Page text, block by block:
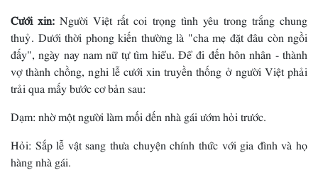
Cưới xin: Người Việt rất coi trọng tình yêu trong trắng chung
thuỷ. Dưới thời phong kiến thường là "cha mẹ đặt đâu còn ngồi
đấy", ngày nay nam nữ tự tìm hiểu. Ðể đi đến hôn nhân - thành
vợ thành chồng, nghi lễ cưới xin truyền thống ở người Việt phải
trải qua mấy bước cơ bản sau:
Dạm: nhờ một người làm mối đến nhà gái ướm hỏi trước.
Hỏi: Sắp lễ vật sang thưa chuyện chính thức với gia đình và họ
hàng nhà gái.